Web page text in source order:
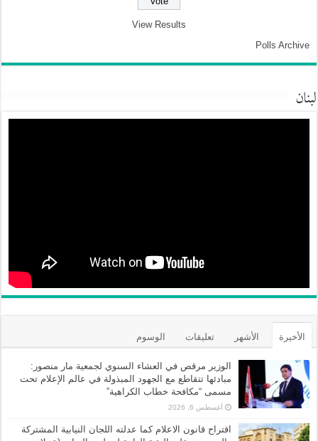
View Results
Polls Archive
لبنان
الأخيرة الأشهر تعليقات الوسوم
الوزير مرقص في العشاء السنوي لجمعية مار منصور:
مبادئها تتقاطع مع الجهود المبذولة في عالم الإعلام تحت
مسمى “مكافحة خطاب الكراهية”
أغسطس 6, 2026
اقتراح قانون الاعلام كما عدلته اللجان النيابية المشتركة